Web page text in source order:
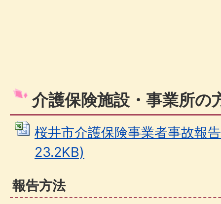
介護保険施設・事業所の
桜井市介護保険事業者事故報
23.2KB)
報告方法